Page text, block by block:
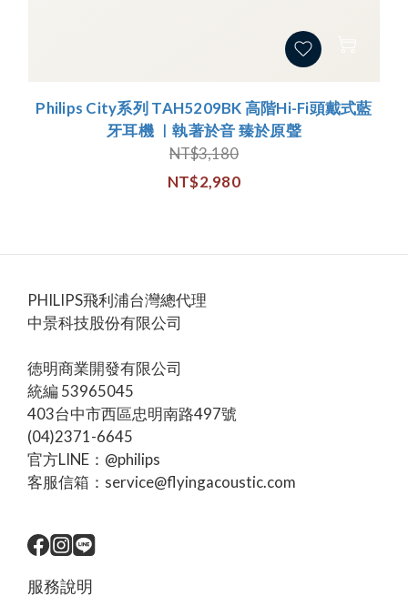
Philips City系列 TAH5209BK 高階Hi-Fi頭戴式藍
牙耳機 ｜執著於音 臻於原聲
NT$3,180
NT$2,980
PHILIPS飛利浦台灣總代理
中景科技股份有限公司
徳明商業開發有限公司
統編 53965045
403台中市西區忠明南路497號
(04)2371-6645
官方LINE：@philips
客服信箱：service@flyingacoustic.com
服務說明